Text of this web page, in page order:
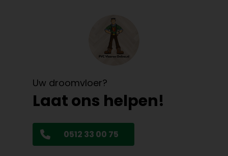
Uw droomvloer?
Laat ons helpen!
0512 33 00 75